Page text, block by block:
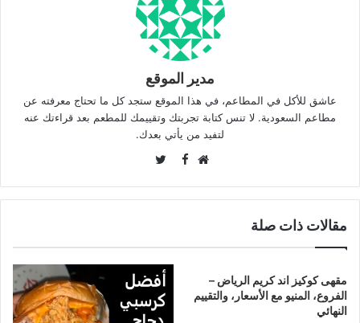
مدير الموقع
عاشق للأكل في المطاعم، في هذا الموقع ستجد كل ما تحتاج معرفته عن
مطاعم السعودية. لا تنس كتابة تجربتك وتقييمك للمطعم بعد قراءتك عنه
لتفيد من يأتي بعدك.
Facebook
مقالات ذات صلة
مقهى كوكيز اند كريم الرياض –
الفروع، المنيو مع الأسعار، والتقييم
النهائي